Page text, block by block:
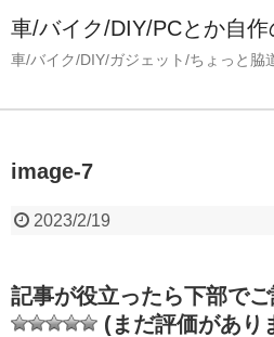
車/バイク/DIY/PCとか自
車/バイク/DIY/ガジェット/ちょっと脇
image-7
2023/2/19
記事が役立ったら下部でご
(まだ評価があり